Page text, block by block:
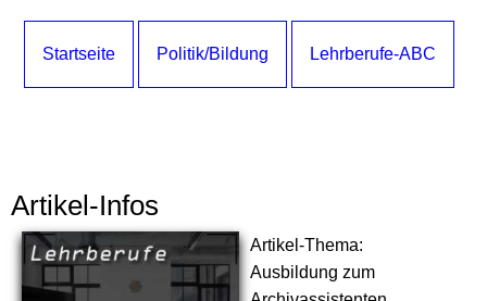
Startseite Politik/Bildung Lehrberufe-ABC
Artikel-Infos
Artikel-Thema:
Ausbildung zum